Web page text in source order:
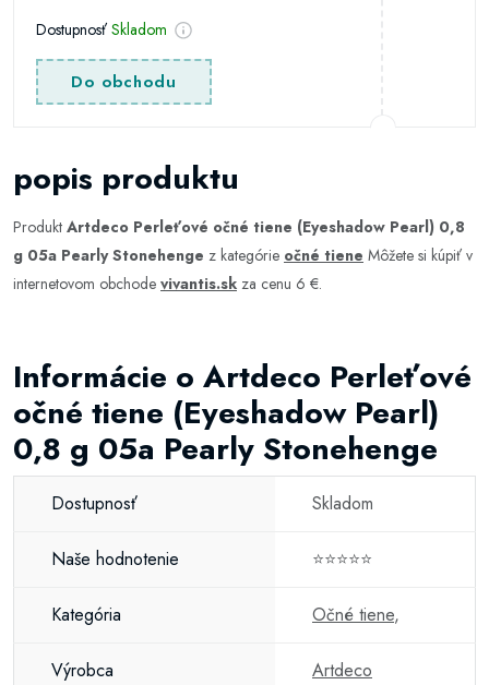
Dostupnosť Skladom
Do obchodu
popis produktu
Produkt Artdeco Perleťové očné tiene (Eyeshadow Pearl) 0,8
g 05a Pearly Stonehenge z kategórie očné tiene Môžete si kúpiť v
internetovom obchode vivantis.sk za cenu 6 €.
Informácie o Artdeco Perleťové
očné tiene (Eyeshadow Pearl)
0,8 g 05a Pearly Stonehenge
Dostupnosť Skladom
Naše hodnotenie ⭐⭐⭐⭐⭐
Kategória Očné tiene,
Výrobca Artdeco